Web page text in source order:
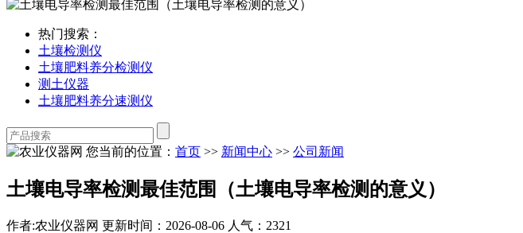
热门搜索：
土壤检测仪
土壤肥料养分检测仪
测土仪器
土壤肥料养分速测仪
您当前的位置： 首页 >> 新闻中心 >> 公司新闻
土壤电导率检测最佳范围（土壤电导率检测的意义）
作者:农业仪器网 更新时间：2026-08-06 人气：2321